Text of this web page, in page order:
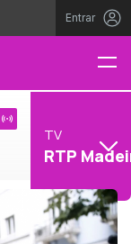
Entrar
TV
RTP